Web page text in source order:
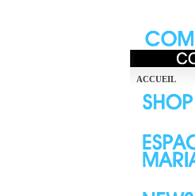
ACCUEIL